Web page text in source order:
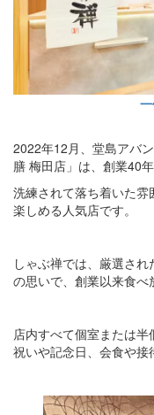
2022年12月、堂島アバ
膳 梅田店」は、創業40
洗練されて落ち着いた
楽しめる人気店です。
しゃぶ禅では、厳選さ
の思いで、創業以来食べ
店内すべて個室または
祝いや記念日、会食や接